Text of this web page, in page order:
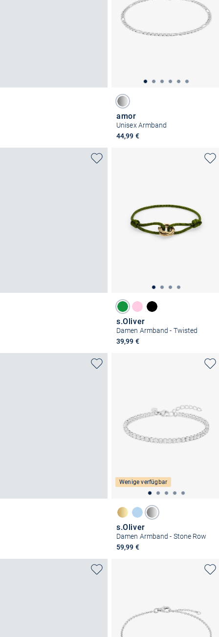
amor
Unisex Armband
44,99 €
s.Oliver
Damen Armband - Twisted
39,99 €
Wenige verfügbar
s.Oliver
Damen Armband - Stone Row
59,99 €